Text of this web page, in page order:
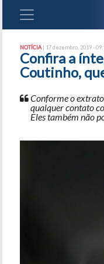
NOTÍCIA | 17 dezembro, 2019 -
Confira a
Coutinho,
Conforme o extrato
qualquer contato
Eles também não